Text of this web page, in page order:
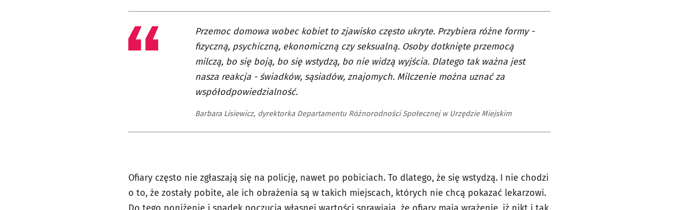
Przemoc domowa wobec kobiet to zjawisko często ukryte. Przybiera różne formy -
fizyczną, psychiczną, ekonomiczną czy seksualną. Osoby dotknięte przemocą
milczą, bo się boją, bo się wstydzą, bo nie widzą wyjścia. Dlatego tak ważna jest
nasza reakcja - świadków, sąsiadów, znajomych. Milczenie można uznać za
współodpowiedzialność.
Barbara Lisiewicz, dyrektorka Departamentu Różnorodności Społecznej w Urzędzie Miejskim
Ofiary często nie zgłaszają się na policję, nawet po pobiciach. To dlatego, że się wstydzą. I nie chodzi
o to, że zostały pobite, ale ich obrażenia są w takich miejscach, których nie chcą pokazać lekarzowi.
Do tego poniżenie i spadek poczucia własnej wartości sprawiają, że ofiary mają wrażenie, iż nikt i tak